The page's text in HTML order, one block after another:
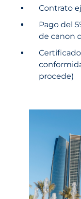
Contrato
Pago del
de canon
procede)